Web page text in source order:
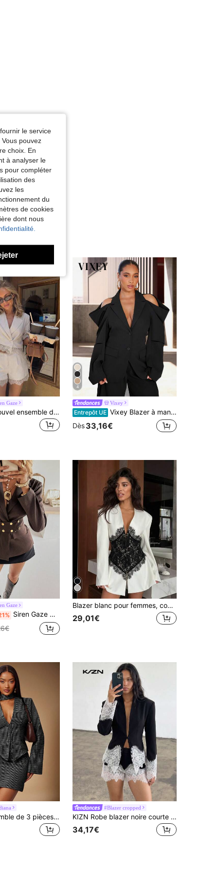
Gaze
Siren Gaze Nouvel ensemble de short et top à manches courtes avec patchwork de dentelle pour femmes
4
Vixey
Entrepôt UE Vixey Blazer à manches longues plissées avec épaules dénudées et col
Dès33,16€
Gaze
Siren Gaze Nouvelle veste de costume pour femmes avec boucle métallique de couleur Maillard pour l'automne/hiver
Blazer blanc pour femmes, couleur unie, patchwork de dentelle, style décontracté, coupe slim, col sans col, encolure en V, taille cintrée, style européen et américain, automne
29,01€
Radiana Ensemble de 3 pièces de costume tricoté rétro, décontracté chic élégant pour le travail et les soirées, à carreaux pied-de-poule noir et blanc : blazer ajusté, jupe taille basse, foulard, été
#Blazer cropped
KIZN Robe blazer noire courte avec bordure en dentelle florale blanche aux poignets et à l'ourlet, col en V profond, manches longues, style ajusté pour soirée, fête et vacances
34,17€
le service
pouvez
choix. En
à analyser le
pour compléter
des
les
du
de cookies
dont nous